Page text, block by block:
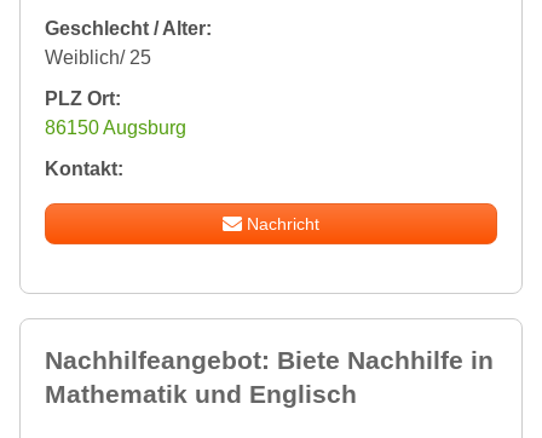
Geschlecht / Alter:
Weiblich/ 25
PLZ Ort:
86150 Augsburg
Kontakt:
Nachricht
Nachhilfeangebot: Biete Nachhilfe in
Mathematik und Englisch